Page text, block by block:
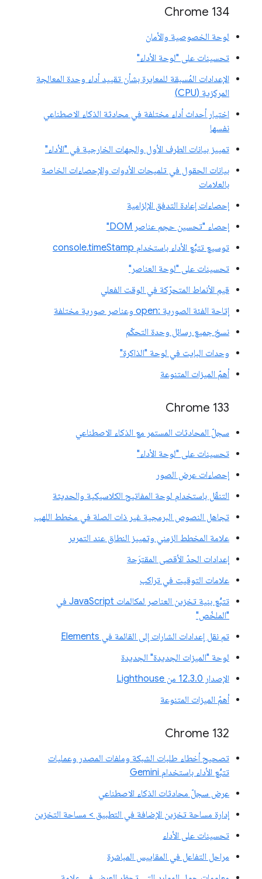
‫Chrome 134
لوحة الخصوصية والأمان
تحسينات على "لوحة الأداء"
الإعدادات المُسبقة للمعايرة بشأن تقييد أداء وحدة المعالجة
المركزية (CPU)
اختيار أحداث أداء مختلفة في محادثة الذكاء الاصطناعي
نفسها
تمييز بيانات الطرف الأول والجهات الخارجية في "الأداء"
بيانات الحقول في تلميحات الأدوات والإحصاءات الخاصة
بالعلامات
إحصاءات إعادة التدفق الإلزامية
إحصاء "تحسين حجم عناصر DOM"
توسيع تتبُّع الأداء باستخدام console.timeStamp
تحسينات على "لوحة العناصر"
قيم الأنماط المتحرّكة في الوقت الفعلي
إتاحة الفئة الصورية :open وعناصر صورية مختلفة
نسخ جميع رسائل وحدة التحكّم
وحدات البايت في لوحة "الذاكرة"
أهمّ الميزات المتنوعة
‫Chrome 133
سجلّ المحادثات المستمر مع الذكاء الاصطناعي
تحسينات على "لوحة الأداء"
إحصاءات عرض الصور
التنقّل باستخدام لوحة المفاتيح الكلاسيكية والحديثة
تجاهل النصوص البرمجية غير ذات الصلة في مخطط اللهب
علامة المخطط الزمني وتمييز النطاق عند التمرير
إعدادات الحدّ الأقصى المقترَحة
علامات التوقيت في تراكب
تتبُّع بنية تخزين العناصر لمكالمات JavaScript في
"الملخّص"
تم نقل إعدادات الشارات إلى القائمة في Elements
لوحة "الميزات الجديدة" الجديدة
الإصدار 12.3.0 من Lighthouse
أهمّ الميزات المتنوعة
Chrome 132
تصحيح أخطاء طلبات الشبكة وملفات المصدر وعمليات
تتبُّع الأداء باستخدام Gemini
عرض سجلّ محادثات الذكاء الاصطناعي
إدارة مساحة تخزين الإضافة في التطبيق > مساحة التخزين
تحسينات على الأداء
مراحل التفاعل في المقاييس المباشرة